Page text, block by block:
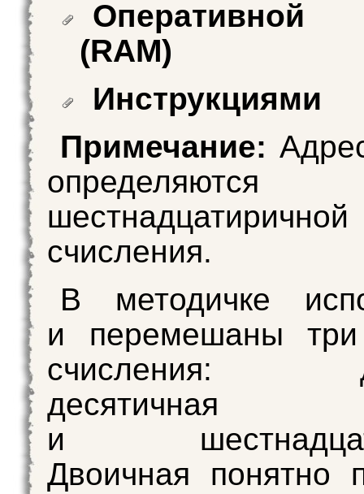
Оперативной
(RAM)
Инструкциями
Примечание:
счисления.
В методичке
и перемешаны
счисления:
десятичная
и
Двоичная понятно